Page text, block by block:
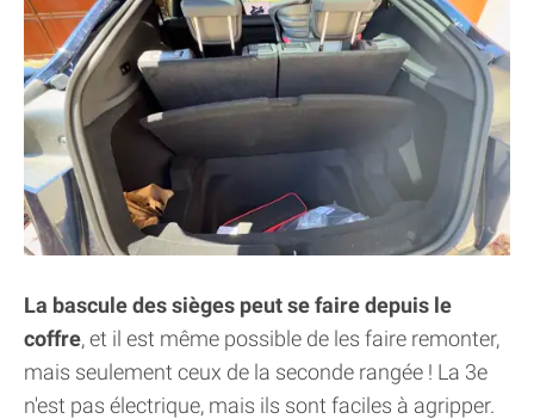
La bascule des sièges peut se faire depuis le
coffre, et il est même possible de les faire remonter,
mais seulement ceux de la seconde rangée ! La 3e
n'est pas électrique, mais ils sont faciles à agripper.